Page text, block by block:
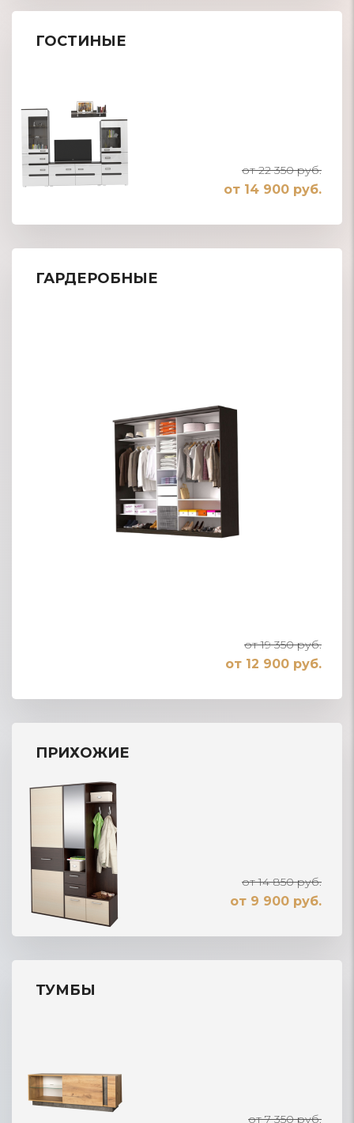
ГОСТИНЫЕ
от 22 350 руб.
от 14 900 руб.
ГАРДЕРОБНЫЕ
от 19 350 руб.
от 12 900 руб.
ПРИХОЖИЕ
от 14 850 руб.
от 9 900 руб.
ТУМБЫ
от 7 350 руб.